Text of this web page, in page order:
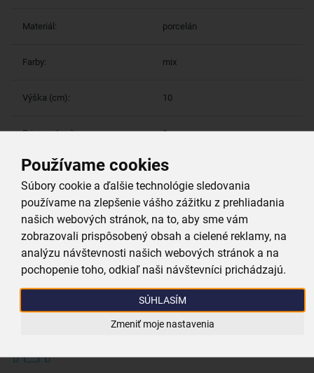
Používame cookies
Súbory cookie a ďalšie technológie sledovania
používame na zlepšenie vášho zážitku z prehliadania
našich webových stránok, na to, aby sme vám
zobrazovali prispôsobený obsah a cielené reklamy, na
analýzu návštevnosti našich webových stránok a na
pochopenie toho, odkiaľ naši návštevníci prichádzajú.
SÚHLASÍM
Zmeniť moje nastavenia
Materiál: porcelán
Farby: mix
Výška (cm): 10
Priemer (cm): 9
Viac parametrov (11)
Prečo si vybrať práve nás
Pri nákupe nad 39,99 €
Tovar bleskovo odosielame